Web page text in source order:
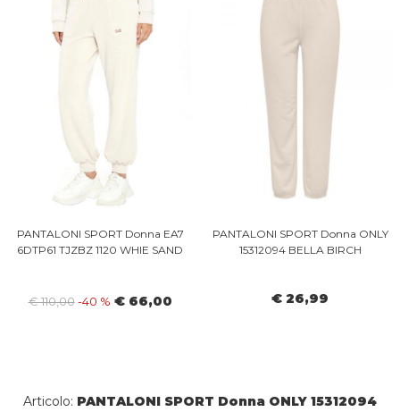
PANTALONI SPORT Donna EA7
6DTP61 TJZBZ 1120 WHIE SAND
€ 110,00-40 % € 66,00
PANTALONI SPORT Donna ONLY
15312094 BELLA BIRCH
€ 26,99
Articolo: PANTALONI SPORT Donna ONLY 15312094